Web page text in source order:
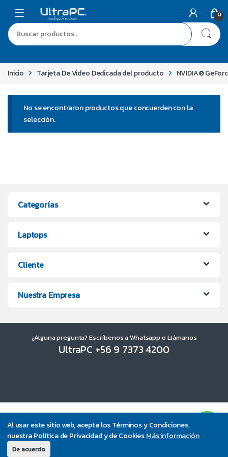
Al usar este sitio web, acepta los Términos y Condiciones,
nuestra Política de Privacidad y de CookiesMás información
De acuerdo
0
Inicio Tarjeta De Video Dedicada del producto NVIDIA®
No se encontraron productos que concuerden con la
selección.
Categorías
Laptops
Cliente
Nuestra Empresa
¿Alguna pregunta? Escríbenos a Whatsapp o Llámanos
UltraPC +56 9 7373 4200